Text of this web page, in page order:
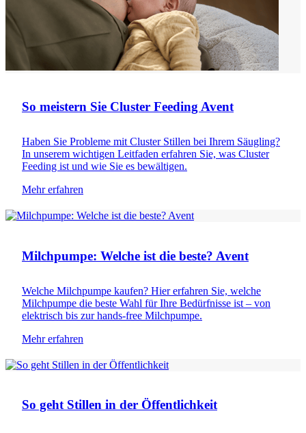
So meistern Sie Cluster Feeding Avent
Haben Sie Probleme mit Cluster Stillen bei Ihrem Säugling?
In unserem wichtigen Leitfaden erfahren Sie, was Cluster
Feeding ist und wie Sie es bewältigen.
Mehr erfahren
Milchpumpe: Welche ist die beste? Avent
Welche Milchpumpe kaufen? Hier erfahren Sie, welche
Milchpumpe die beste Wahl für Ihre Bedürfnisse ist – von
elektrisch bis zur hands-free Milchpumpe.
Mehr erfahren
So geht Stillen in der Öffentlichkeit